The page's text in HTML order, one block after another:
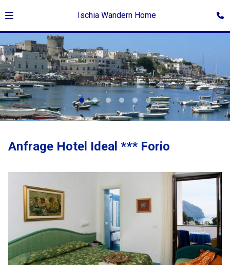
Ischia Wandern Home
Anfrage Hotel Ideal *** Forio